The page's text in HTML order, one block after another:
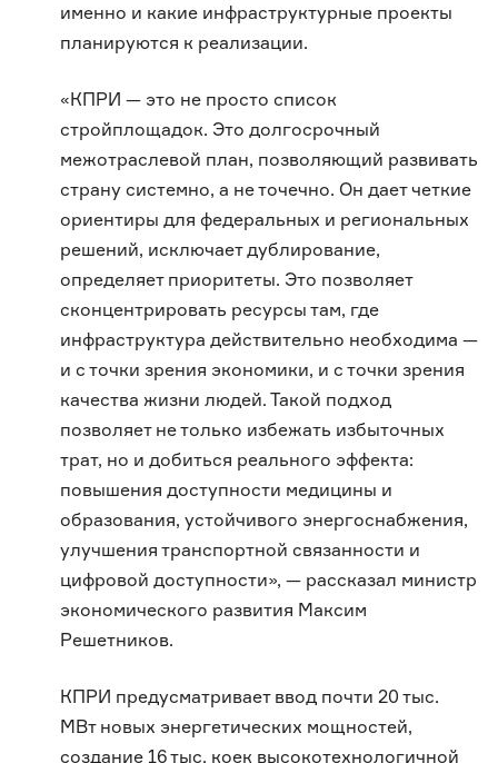
именно и какие инфраструктурные проекты
планируются к реализации.
«КПРИ — это не просто список
стройплощадок. Это долгосрочный
межотраслевой план, позволяющий развивать
страну системно, а не точечно. Он дает четкие
ориентиры для федеральных и региональных
решений, исключает дублирование,
определяет приоритеты. Это позволяет
сконцентрировать ресурсы там, где
инфраструктура действительно необходима —
и с точки зрения экономики, и с точки зрения
качества жизни людей. Такой подход
позволяет не только избежать избыточных
трат, но и добиться реального эффекта:
повышения доступности медицины и
образования, устойчивого энергоснабжения,
улучшения транспортной связанности и
цифровой доступности», — рассказал министр
экономического развития Максим
Решетников.
КПРИ предусматривает ввод почти 20 тыс.
МВт новых энергетических мощностей,
создание 16 тыс. коек высокотехнологичной